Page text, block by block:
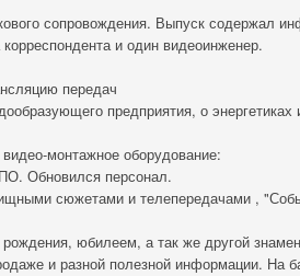
сопровождения. Выпуск содержал
и один видеоинженер.
передач
предприятия, о энергетиках
монтажное оборудование:
Обновился персонал.
сюжетами и телепередачами ,
юбилеем, а так же другой
и разной полезной информации. На